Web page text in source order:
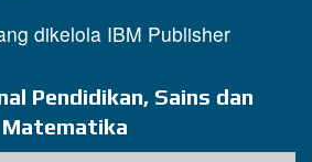
dikelola IBM Publisher
Pendidikan, Sains dan
Matematika